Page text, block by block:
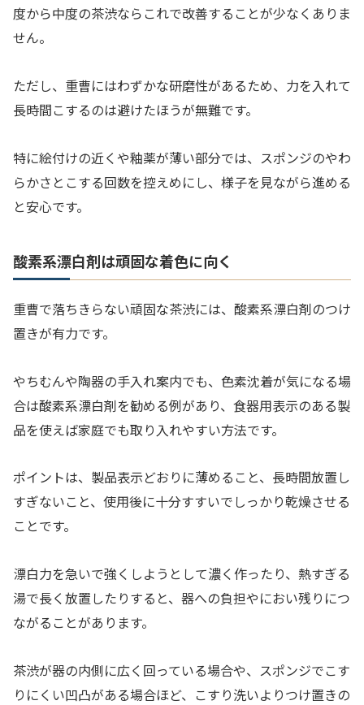
度から中度の茶渋ならこれで改善することが少なくありま
せん。
ただし、重曹にはわずかな研磨性があるため、力を入れて
長時間こするのは避けたほうが無難です。
特に絵付けの近くや釉薬が薄い部分では、スポンジのやわ
らかさとこする回数を控えめにし、様子を見ながら進める
と安心です。
酸素系漂白剤は頑固な着色に向く
重曹で落ちきらない頑固な茶渋には、酸素系漂白剤のつけ
置きが有力です。
やちむんや陶器の手入れ案内でも、色素沈着が気になる場
合は酸素系漂白剤を勧める例があり、食器用表示のある製
品を使えば家庭でも取り入れやすい方法です。
ポイントは、製品表示どおりに薄めること、長時間放置し
すぎないこと、使用後に十分すすいでしっかり乾燥させる
ことです。
漂白力を急いで強くしようとして濃く作ったり、熱すぎる
湯で長く放置したりすると、器への負担やにおい残りにつ
ながることがあります。
茶渋が器の内側に広く回っている場合や、スポンジでこす
りにくい凹凸がある場合ほど、こすり洗いよりつけ置きの